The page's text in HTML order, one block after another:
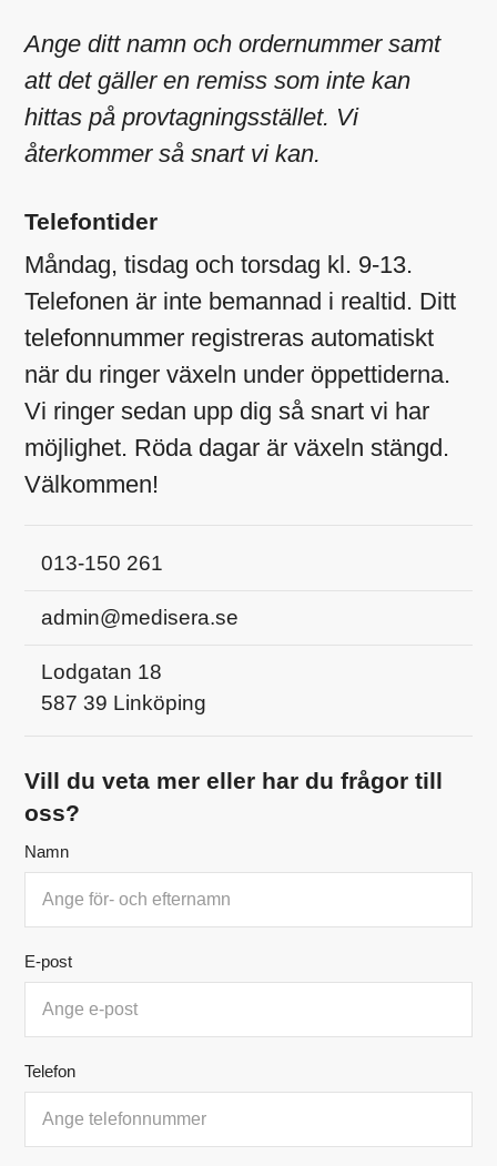
Ange ditt namn och ordernummer samt
att det gäller en remiss som inte kan
hittas på provtagningsstället. Vi
återkommer så snart vi kan.
Telefontider
Måndag, tisdag och torsdag kl. 9-13.
Telefonen är inte bemannad i realtid. Ditt
telefonnummer registreras automatiskt
när du ringer växeln under öppettiderna.
Vi ringer sedan upp dig så snart vi har
möjlighet. Röda dagar är växeln stängd.
Välkommen!
013-150 261
admin@medisera.se
Lodgatan 18
587 39 Linköping
Vill du veta mer eller har du frågor till
oss?
Namn
E-post
Telefon